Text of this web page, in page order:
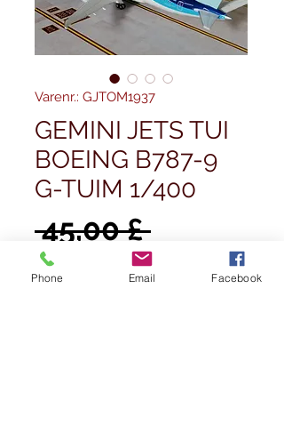
Varenr.: GJTOM1937
GEMINI JETS TUI
BOEING B787-9
G-TUIM 1/400
45,00 £ Regulær
pris
40,50 £Salgspris
Phone Email Facebook